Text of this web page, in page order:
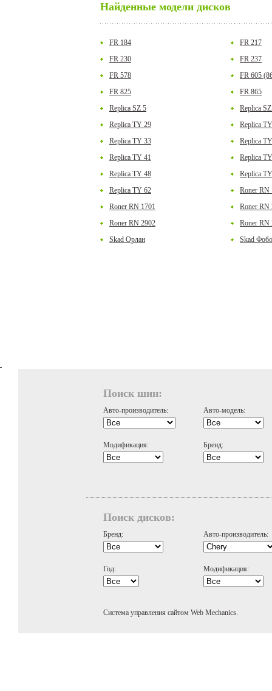
Найденные модели дисков
FR 184
FR 217
FR 230
FR 237
FR 578
FR 605
FR 825
FR 865
Replica SZ 5
Replica
Replica TY 29
Replica
Replica TY 33
Replica
Replica TY 41
Replica
Replica TY 48
Replica
Replica TY 62
Roner RN
Roner RN 1701
Roner RN
Roner RN 2902
Roner RN
Skad Орлан
Skad
Поиск шин:
Авто-производитель: Авто-модель:
Модификация: Бренд:
Поиск дисков:
Бренд: Авто-производитель:
Год: Модификация:
Система управления сайтом Web Mechanics.